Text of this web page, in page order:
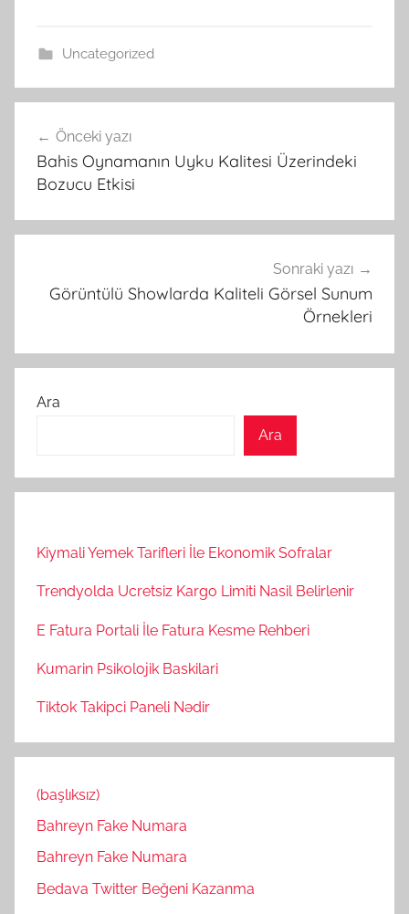
Uncategorized
gezinmesi
Önceki yazı
Bahis Oynamanın Uyku Kalitesi Üzerindeki
Bozucu Etkisi
Sonraki yazı
Görüntülü Showlarda Kaliteli Görsel Sunum
Örnekleri
Ara
Ara
Kiymali Yemek Tarifleri İle Ekonomik Sofralar
Trendyolda Ucretsiz Kargo Limiti Nasil Belirlenir
E Fatura Portali İle Fatura Kesme Rehberi
Kumarin Psikolojik Baskilari
Tiktok Takipci Paneli Nədir
(başlıksız)
Bahreyn Fake Numara
Bahreyn Fake Numara
Bedava Twitter Beğeni Kazanma